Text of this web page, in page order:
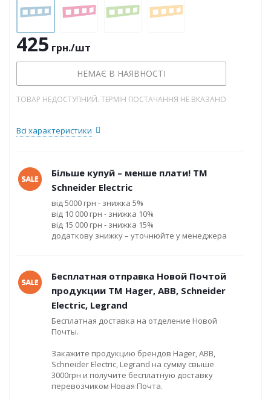
425 грн./шт
НЕМАЄ В НАЯВНОСТІ
ТОВАР НЕДОСТУПНИЙ. ТЕРМІН ПОСТАЧАННЯ НЕ ВКАЗАНО
Всі характеристики
Більше купуй – менше плати! ТМ
Schneider Electric
від 5000 грн - знижка 5%
від 10 000 грн - знижка 10%
від 15 000 грн - знижка 15%
додаткову знижку – уточнюйте у менеджера
Бесплатная отправка Новой Почтой
продукции ТМ Hager, ABB, Schneider
Electric, Legrand
Бесплатная доставка на отделение Новой
Почты.
Закажите продукцию брендов Hager, ABB,
Schneider Electric, Legrand на сумму свыше
3000грн и получите бесплатную доставку
перевозчиком Новая Почта.